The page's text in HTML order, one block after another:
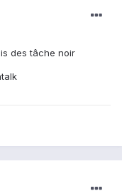
des tâche noir